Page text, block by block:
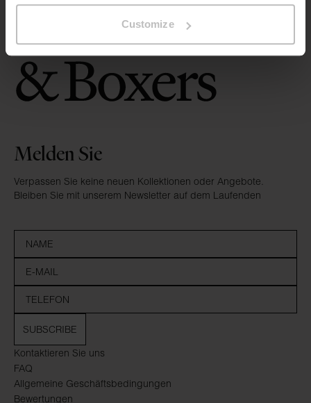
Customize
Kontaktieren Sie uns
FAQ
Allgemeine Geschäftsbedingungen
Bewertungen
Melden Sie
Verpassen Sie keine neuen Kollektionen oder Angebote.
Bleiben Sie mit unserem Newsletter auf dem Laufenden
SUBSCRIBE